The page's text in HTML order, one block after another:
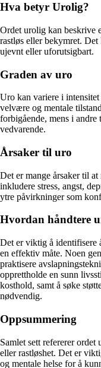
Hva betyr Urolig?
Ordet urolig kan beskrive
rastløs eller bekymret. Det
ujevnt eller uforutsigbart.
Graden av uro
Uro kan variere i
velvære og mentale
forbigående, mens i
vedvarende.
Årsaker til uro
Det er mange årsaker til
inkludere stress, angst,
ytre påvirkninger som
Hvordan håndtere
Det er viktig å identifisere
en effektiv måte. Noen
praktisere
opprettholde en sunn
kosthold, samt å søke
nødvendig.
Oppsummering
Samlet sett refererer
eller rastløshet. Det er
og mentale helse for å